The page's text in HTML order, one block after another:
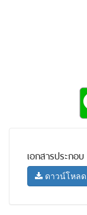
เอกสารประกอบ
ดาวน์โหลด